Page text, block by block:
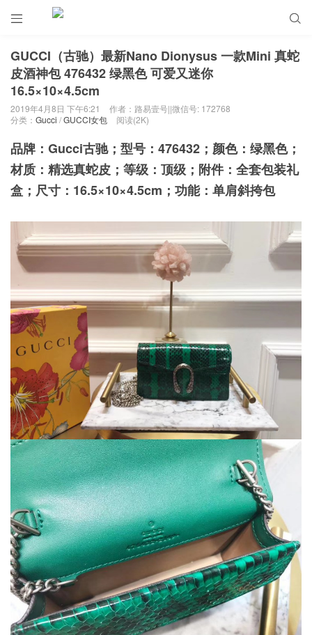
 
GUCCI（古驰）最新Nano Dionysus 一款Mini 真蛇
皮酒神包 476432 绿黑色 可爱又迷你
16.5×10×4.5cm
2019年4月8日 下午6:21
作者：路易壹号||微信号: 172768
分类： Gucci /GUCCI女包 阅读(2K)
品牌：Gucci古驰；型号：476432；颜色：绿黑色；
材质：精选真蛇皮 ；等级：顶级；附件：全套包装礼
盒；尺寸：16.5×10×4.5cm；功能：单肩斜挎包